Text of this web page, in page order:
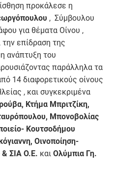
προκάλεσε η
, Σύμβουλου
για θέματα Οίνου ,
επίδραση της
ανάπτυξη του
παράλληλα τα
14 διαφορετικούς οίνους
, και συγκεκριμένα
Κτήμα Μπριτζίκη,
Μπονοβολίας
Κουτσοδήμου
Οινοποίηση-
ΣΙΑ Ο.Ε. και Ολύμπια Γη.